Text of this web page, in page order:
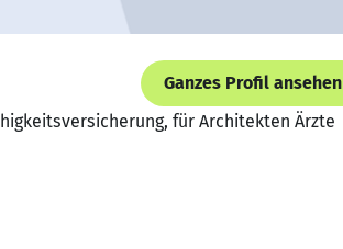
Ganzes Profil ansehen
für Architekten Ärzte